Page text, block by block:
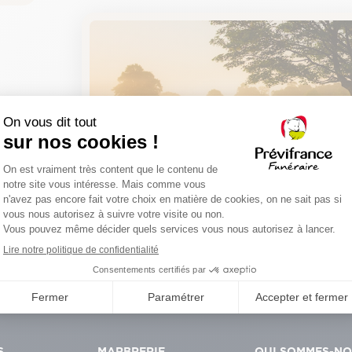
Planter un arbre
Certificat de plantation
Un hommage durable et symbolique